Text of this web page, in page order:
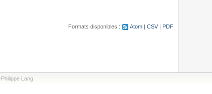
Formats disponibles : Atom CSV PDF
Lang